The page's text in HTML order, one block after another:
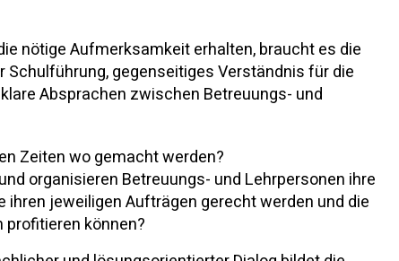
nötige Aufmerksamkeit erhalten, braucht es die
Schulführung, gegenseitiges Verständnis für die
Absprachen zwischen Betreuungs- und
Zeiten wo gemacht werden?
organisieren Betreuungs- und Lehrpersonen ihre
ihren jeweiligen Aufträgen gerecht werden und die
können?